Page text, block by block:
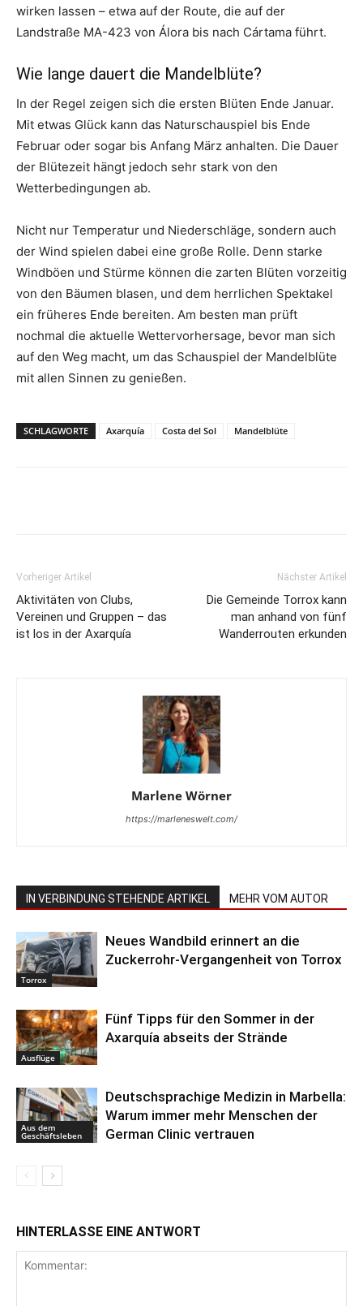
wirken lassen – etwa auf der Route, die auf der
Landstraße MA-423 von Álora bis nach Cártama führt.
Wie lange dauert die Mandelblüte?
In der Regel zeigen sich die ersten Blüten Ende Januar.
Mit etwas Glück kann das Naturschauspiel bis Ende
Februar oder sogar bis Anfang März anhalten. Die Dauer
der Blütezeit hängt jedoch sehr stark von den
Wetterbedingungen ab.
Nicht nur Temperatur und Niederschläge, sondern auch
der Wind spielen dabei eine große Rolle. Denn starke
Windböen und Stürme können die zarten Blüten vorzeitig
von den Bäumen blasen, und dem herrlichen Spektakel
ein früheres Ende bereiten. Am besten man prüft
nochmal die aktuelle Wettervorhersage, bevor man sich
auf den Weg macht, um das Schauspiel der Mandelblüte
mit allen Sinnen zu genießen.
SCHLAGWORTE Axarquía Costa del Sol Mandelblüte
Vorheriger Artikel
Aktivitäten von Clubs,
Vereinen und Gruppen – das
ist los in der Axarquía
Nächster Artikel
Die Gemeinde Torrox kann
man anhand von fünf
Wanderrouten erkunden
Marlene Wörner
https://marleneswelt.com/
IN VERBINDUNG STEHENDE ARTIKEL MEHR VOM AUTOR
Torrox
Neues Wandbild erinnert an die
Zuckerrohr-Vergangenheit von Torrox
Ausflüge
Fünf Tipps für den Sommer in der
Axarquía abseits der Strände
Aus dem
Geschäftsleben
Deutschsprachige Medizin in Marbella:
Warum immer mehr Menschen der
German Clinic vertrauen
HINTERLASSE EINE ANTWORT